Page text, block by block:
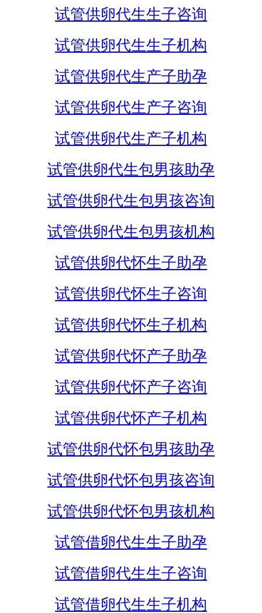
试管供卵代生生子咨询
试管供卵代生生子机构
试管供卵代生产子助孕
试管供卵代生产子咨询
试管供卵代生产子机构
试管供卵代生包男孩助孕
试管供卵代生包男孩咨询
试管供卵代生包男孩机构
试管供卵代怀生子助孕
试管供卵代怀生子咨询
试管供卵代怀生子机构
试管供卵代怀产子助孕
试管供卵代怀产子咨询
试管供卵代怀产子机构
试管供卵代怀包男孩助孕
试管供卵代怀包男孩咨询
试管供卵代怀包男孩机构
试管借卵代生生子助孕
试管借卵代生生子咨询
试管借卵代生生子机构